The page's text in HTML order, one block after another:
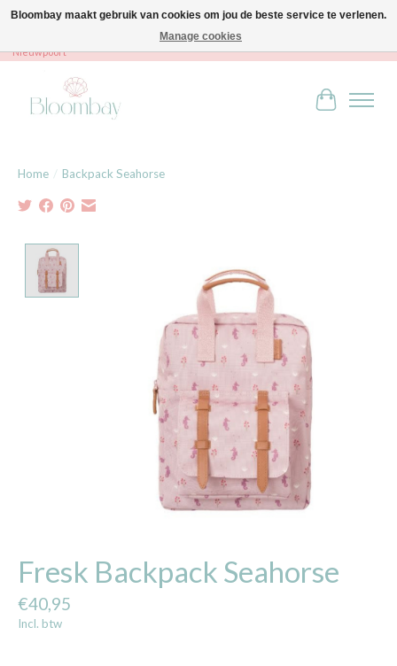
Bloombay - Babies & Kids - Bali home & interior - Robert Orlentpromenade 9A -
Nieuwpoort
Home / Backpack Seahorse
Fresk Backpack Seahorse
€40,95
Incl. btw
Bloombay maakt gebruik van cookies om jou de beste service te verlenen.
Manage cookies